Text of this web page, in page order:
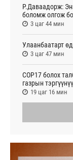
Р.Даваадорж:
боломж олгож
3 цаг 44 мин
Улаанбаатарт
3 цаг 47 мин
СОР17 болох
газрын
19 цаг 16 мин